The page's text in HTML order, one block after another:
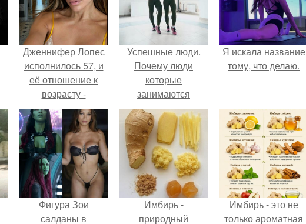
Дженнифер Лопес
исполнилось 57, и
её отношение к
возрасту -
настоящий
манифест
уверенности: "не
говорите, что я
отлично выгляжу
для 57.
Успешные люди.
Почему люди
которые
занимаются
спортом всегда
будут успешные и
востребованные в
любой сфере
деятельности.
Я искала название
тому, что делаю.
Фигура Зои
салданы в
Имбирь -
природный
Имбирь - это не
только ароматная